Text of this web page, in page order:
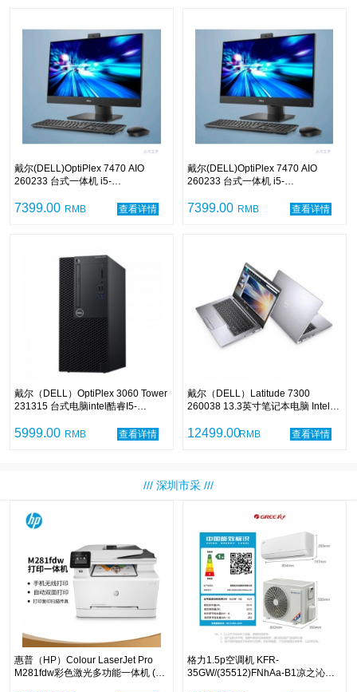
戴尔(DELL)OptiPlex 7470 AIO
260233 台式一体机 i5-
键鼠 /双目摄像头/23.8寸显示屏/中标
7399.00 RMB 查看详情
戴尔(DELL)OptiPlex 7470 AIO
260233 台式一体机 i5-
/23.8寸显示屏/中标麒麟V7.0/三年保
7399.00 RMB 查看详情
戴尔（DELL）OptiPlex 3060 Tower
231315 台式电脑intel酷睿I5-
5999.00 RMB 查看详情
戴尔（DELL）Latitude 7300
260038 13.3英寸笔记本电脑 Intel酷
内存 256G固态硬盘 集显 无光驱 中
12499.00RMB 查看详情
/// 深圳市采 ///
惠普（HP）Colour LaserJet Pro
M281fdw彩色激光多功能一体机 (打
格力1.5p空调机 KFR-
35GW/(35512)FNhAa-B1凉之沁一